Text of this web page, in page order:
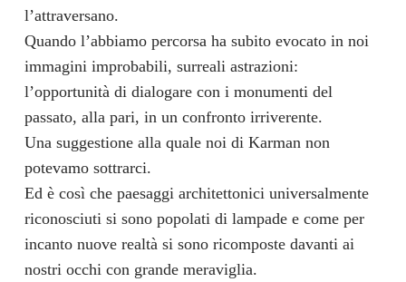
l’attraversano.
Quando l’abbiamo percorsa ha subito evocato in noi
immagini improbabili, surreali astrazioni:
l’opportunità di dialogare con i monumenti del
passato, alla pari, in un confronto irriverente.
Una suggestione alla quale noi di Karman non
potevamo sottrarci.
Ed è così che paesaggi architettonici universalmente
riconosciuti si sono popolati di lampade e come per
incanto nuove realtà si sono ricomposte davanti ai
nostri occhi con grande meraviglia.